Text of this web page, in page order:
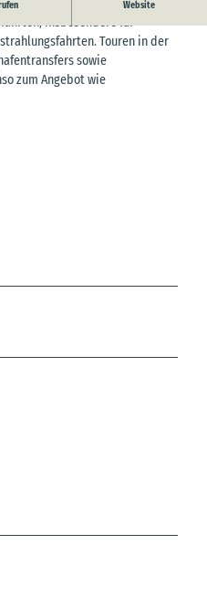
Website
Partner für
insbesondere für
Touren in der
sowie
zum Angebot wie